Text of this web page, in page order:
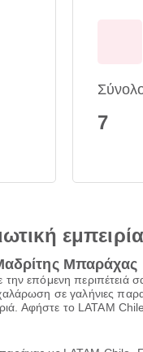
7
εμπειρία
Μπαράχας
την επόμενη περιπέτειά
σε γαλήνιες
Αφήστε το LATAM